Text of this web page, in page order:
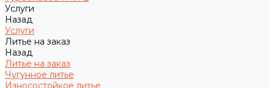
Услуги
Назад
Услуги
Литье на заказ
Назад
Литье на заказ
Чугунное литье
Износостойкое литье